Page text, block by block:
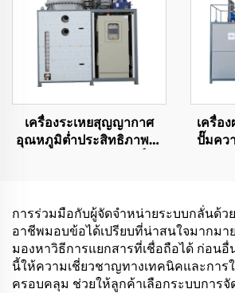
เครื่องระเหยสุญญากาศ
อุณหภูมิต่ำประสิทธิภาพสูง
ความเข้มข้น
เครื่อ
ปั๊มคว
การร่วมมือกับผู้จัดจำหน่ายระบบกลั่นด้
อาชีพมอบข้อได้เปรียบที่น่าสนใจมากมา
มองหาวิธีการแยกสารที่เชื่อถือได้ ก่อนอื่
นี้ให้ความเชี่ยวชาญทางเทคนิคและการ
ครอบคลุม ช่วยให้ลูกค้าเลือกระบบการ